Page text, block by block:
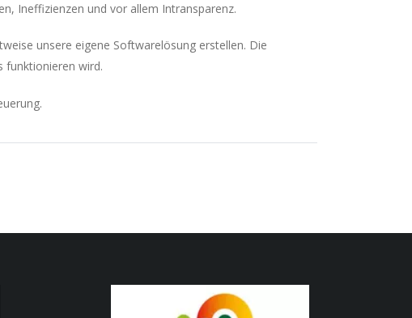
Ineffizienzen und vor allem Intransparenz.
unsere eigene Softwarelösung erstellen. Die
funktionieren wird.